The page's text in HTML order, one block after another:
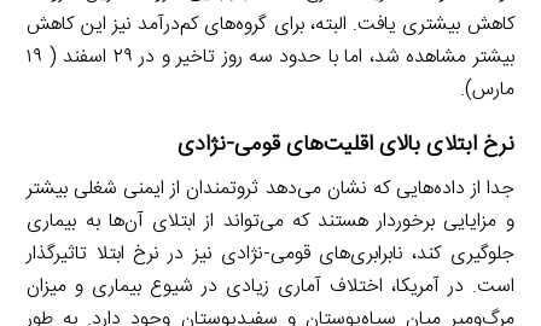
کاهش بیشتری یافت. البته، برای گروه‌های کم‌درآمد نیز این کاهش
بیشتر مشاهده شد، اما با حدود سه روز تاخیر و در ۲۹ اسفند ( ۱۹
مارس).
نرخ ابتلای بالای اقلیت‌های قومی-نژادی
جدا از داده‌هایی که نشان می‌دهد ثروتمندان از ایمنی شغلی بیشتر
و مزایایی برخوردار هستند که می‌تواند از ابتلای آن‌ها به بیماری
جلوگیری کند، نابرابری‌های قومی-نژادی نیز در نرخ ابتلا تاثیرگذار
است. در آمریکا، اختلاف آماری زیادی در شیوع بیماری و میزان
مرگ‌ومیر میان سیاه‌پوستان و سفیدپوستان وجود دارد. به طور